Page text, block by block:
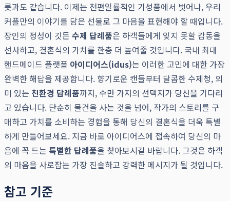
릇과도 같습니다. 이제는 천편일률적인 기성품에서 벗어나, 우리
커플만의 이야기를 담은 선물로 그 마음을 표현해야 할 때입니다.
장인의 정성이 깃든 수제 답례품은 하객들에게 잊지 못할 감동을
선사하고, 결혼식의 가치를 한층 더 높여줄 것입니다. 국내 최대
핸드메이드 플랫폼 아이디어스(idus)는 이러한 고민에 대한 가장
완벽한 해답을 제공합니다. 향기로운 캔들부터 달콤한 수제청, 의
미 있는 친환경 답례품까지, 수만 가지의 선택지가 당신을 기다리
고 있습니다. 단순히 물건을 사는 것을 넘어, 작가의 스토리를 구
매하고 가치를 소비하는 경험을 통해 당신의 결혼식을 더욱 특별
하게 만들어보세요. 지금 바로 아이디어스에 접속하여 당신의 마
음에 꼭 드는 특별한 답례품을 찾아보시길 바랍니다. 그것은 하객
의 마음을 사로잡는 가장 진솔하고 강력한 메시지가 될 것입니다.
참고 기준